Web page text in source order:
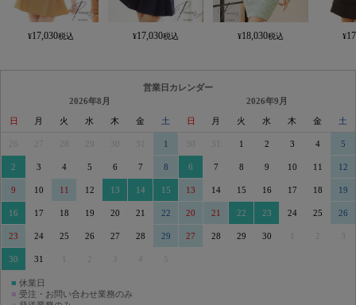
17,030 17,030 18,030
営業日カレンダー
2026年8月
日 月 火 水 木 金 土
29 30 31 1
2 3 4 5 6 7 8
9 10 11 12 13 14 15
16 17 18 19 20 21 22
23 24 25 26 27 28 29
30 31 3 5
2026年9月
日 月 火 水 木 金 土
30 31 1 2 3 4 5
6 7 8 9 10 11 12
13 14 15 16 17 18 19
20 21 22 23 24 25 26
27 28 29 30 3
■ 休業日
■ 受注・お問い合わせ業務のみ